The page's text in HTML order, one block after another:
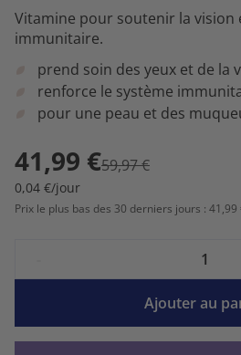
Vitamine pour soutenir la vision
immunitaire.
prend soin des yeux et de la
renforce le système
pour une peau et des
41,99 €59,97 €
0,04 €/jour
Prix le plus bas des 30 derniers jours : 41,99
Ajouter au